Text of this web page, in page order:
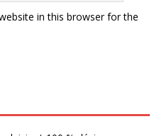
in this browser for the